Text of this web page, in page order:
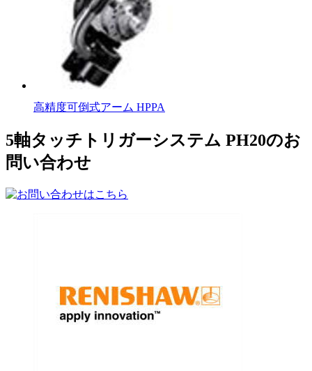
高精度可倒式アーム HPPA
5軸タッチトリガーシステム PH20のお
問い合わせ